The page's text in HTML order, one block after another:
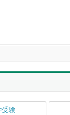
受験